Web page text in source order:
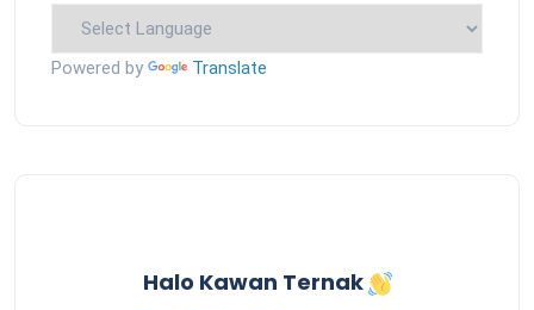
Powered by Translate
Halo Kawan Ternak